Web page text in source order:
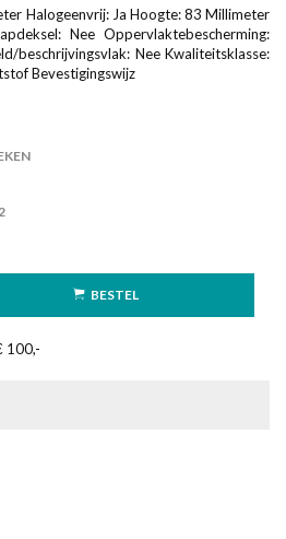
Halogeenvrij: Ja Hoogte: 83 Millimeter
Nee Oppervlaktebescherming:
beschrijvingsvlak: Nee Kwaliteitsklasse:
Bevestigingswijz
BESTEL
100,-